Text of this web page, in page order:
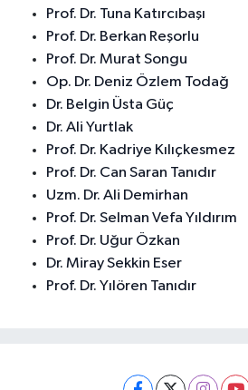
Prof. Dr. Tuna Katırcıbaşı
Prof. Dr. Berkan Reşorlu
Prof. Dr. Murat Songu
Op. Dr. Deniz Özlem Todağ
Dr. Belgin Üsta Güç
Dr. Ali Yurtlak
Prof. Dr. Kadriye Kılıçkesmez
Prof. Dr. Can Saran Tanıdır
Uzm. Dr. Ali Demirhan
Prof. Dr. Selman Vefa Yıldırım
Prof. Dr. Uğur Özkan
Dr. Miray Sekkin Eser
Prof. Dr. Yılören Tanıdır